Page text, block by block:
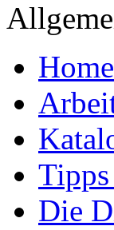
Home
Die